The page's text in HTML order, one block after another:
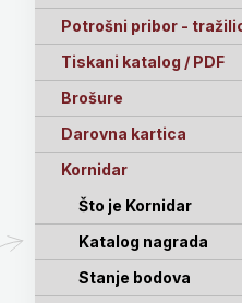
Potrošni pribor -
Tiskani katalog / PDF
Brošure
Darovna kartica
Kornidar
Što je Kornidar
Katalog nagrada
Stanje bodova